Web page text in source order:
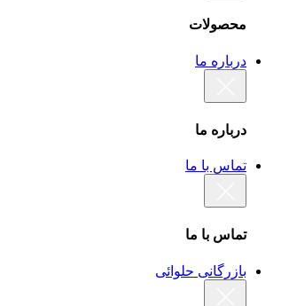
محصولات
درباره ما
درباره ما
تماس با ما
تماس با ما
بازرگانی حلوائی